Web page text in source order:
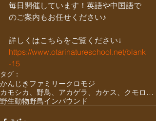
毎日開催しています！英語や中国語で
のご案内もお任せください♪
詳しくはこちらをご覧ください↓
https://www.otarinatureschool.net/blank
-15
タグ：
かんじき ファミリークロモジ
カモシカ、野鳥、アカゲラ、カケス、クモロジ、野生動物、かんじき、
野生動物野鳥インバウンド